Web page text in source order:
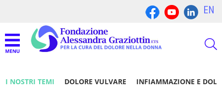
EN
I NOSTRI TEMI DOLORE VULVARE INFIAMMAZIONE E